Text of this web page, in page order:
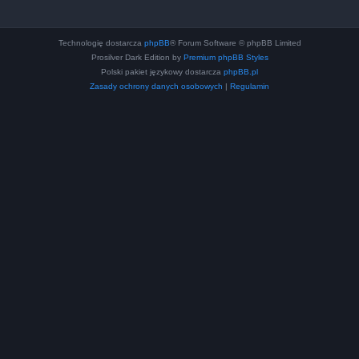
Technologię dostarcza phpBB® Forum Software © phpBB Limited
Prosilver Dark Edition by Premium phpBB Styles
Polski pakiet językowy dostarcza phpBB.pl
Zasady ochrony danych osobowych | Regulamin